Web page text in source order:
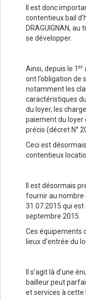
Il est donc
contentieux bail
DRAGUIGNAN,
se développer.
Ainsi, depuis le 1 er
ont l’obligation de
notamment les
caractéristiques
du loyer, les
paiement du loyer
précis (décret N°
Ceci est
contentieux
Il est désormais
fournir au nombre
31.07.2015 qui est
septembre 2015.
Ces équipements
lieux d’entrée du
Il s’agit là d’une
bailleur peut
et services à cette